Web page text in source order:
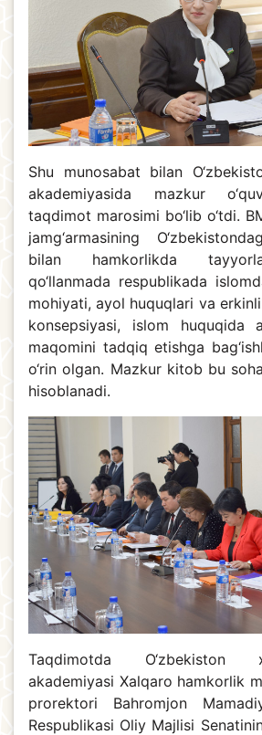
Shu munosabat bilan
akademiyasida mazkur
taqdimot marosimi bo‘lib o‘tdi.
jamg‘armasining
bilan hamkorlikda
qo‘llanmada respublikada
mohiyati, ayol huquqlari va
konsepsiyasi, islom huquqida
maqomini tadqiq etishga
o‘rin olgan. Mazkur kitob bu
hisoblanadi.
Taqdimotda O‘zbekiston
akademiyasi Xalqaro hamkorlik
prorektori Bahromjon
Respublikasi Oliy Majlisi